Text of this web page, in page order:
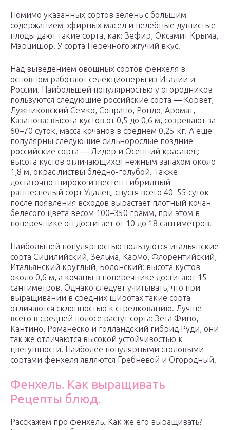
Помимо указанных сортов зелень с большим
содержанием эфирных масел и целебные душистые
плоды дают такие сорта, как: Зефир, Оксамит Крыма,
Мэрцишор. У сорта Перечного жгучий вкус.
Над выведением овощных сортов фенхеля в
основном работают селекционеры из Италии и
России. Наибольшей популярностью у огородников
пользуются следующие российские сорта ― Корвет,
Лужниковский Семко, Сопрано, Рондо, Аромат,
Казанова: высота кустов от 0,5 до 0,6 м, созревают за
60–70 суток, масса кочанов в среднем 0,25 кг. А еще
популярны следующие сильнорослые поздние
российские сорта ― Лидер и Осенний красавец:
высота кустов отличающихся нежным запахом около
1,8 м, окрас листвы бледно-голубой. Также
достаточно широко известен гибридный
раннеспелый сорт Удалец, спустя всего 40–55 суток
после появления всходов вырастает плотный кочан
белесого цвета весом 100–350 грамм, при этом в
поперечнике он достигает от 10 до 18 сантиметров.
Наибольшей популярностью пользуются итальянские
сорта Сицилийский, Зельма, Кармо, Флорентийский,
Итальянский круглый, Болонский: высота кустов
около 0,6 м, а кочаны в поперечнике достигают 15
сантиметров. Однако следует учитывать, что при
выращивании в средних широтах такие сорта
отличаются склонностью к стрелкованию. Лучше
всего в средней полосе растут сорта: Зета Фино,
Кантино, Романеско и голландский гибрид Руди, они
так же отличаются высокой устойчивостью к
цветушности. Наиболее популярными столовыми
сортами фенхеля являются Гребневой и Огородный.
Фенхель. Как выращивать
Рецепты блюд.
Расскажем про фенхель. Как же его выращивать?